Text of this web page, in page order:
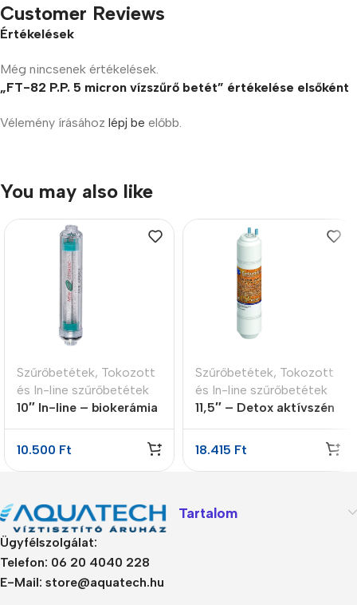
Customer Reviews
Értékelések
Még nincsenek értékelések.
„FT-82 P.P. 5 micron vízszűrő betét” értékelése elsőként
Vélemény írásához lépj be előbb.
You may also like
Szűrőbetétek, Tokozott
és In-line szűrőbetétek
10″ In-line – biokerámia
10.500 Ft
Szűrőbetétek, Tokozott
és In-line szűrőbetétek
11,5″ – Detox aktívszén
18.415 Ft
Ügyfélszolgálat:
Telefon: 06 20 4040 228
E-Mail: store@aquatech.hu
Tartalom